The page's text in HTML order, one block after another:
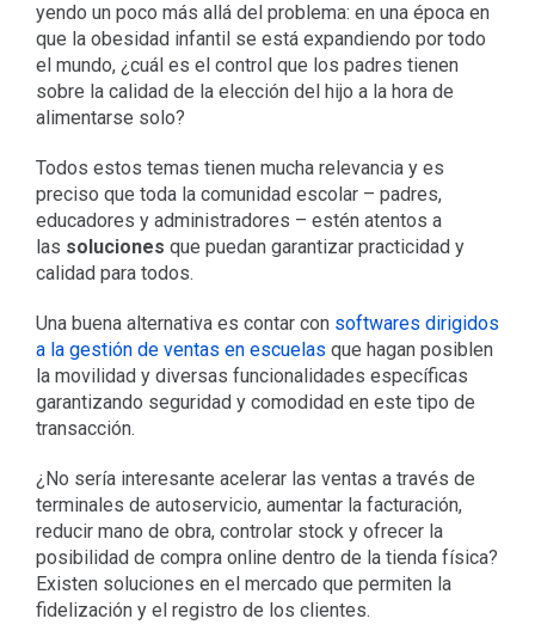
yendo un poco más allá del problema: en una época en
que la obesidad infantil se está expandiendo por todo
el mundo, ¿cuál es el control que los padres tienen
sobre la calidad de la elección del hijo a la hora de
alimentarse solo?
Todos estos temas tienen mucha relevancia y es
preciso que toda la comunidad escolar – padres,
educadores y administradores – estén atentos a
las soluciones que puedan garantizar practicidad y
calidad para todos.
Una buena alternativa es contar con softwares dirigidos
a la gestión de ventas en escuelas que hagan posiblen
la movilidad y diversas funcionalidades específicas
garantizando seguridad y comodidad en este tipo de
transacción.
¿No sería interesante acelerar las ventas a través de
terminales de autoservicio, aumentar la facturación,
reducir mano de obra, controlar stock y ofrecer la
posibilidad de compra online dentro de la tienda física?
Existen soluciones en el mercado que permiten la
fidelización y el registro de los clientes.